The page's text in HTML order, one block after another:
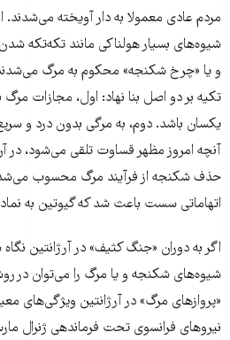
مردم عادی معمولا به دار آویخته می‌شدند.
شیوه‌های بسیار هولناکی مانند تکه‌تکه
و یا «چرخ شکنجه» محکوم به مرگ می‌شدند.
تکیه بر دو اصل بنا نهاد: اول، مجازات
یکسان باشد. دوم، به مرگی بدون درد و
آنچه امروز مظهر قساوت تلقی می‌شود، در
حذف شکنجه از فرآیند مرگ محسوب می‌شد.
اتهاماتی سست باعث شد که گیوتین به
اگر به دوران «جنگ کثیف» در آرژانتین
شیوه‌های شکنجه و یا مرگ را می‌توان در
«پروازهای مرگ» در آرژانتین ویژگی‌های
نیروهای فرانسوی تحت فرماندهی ژنرال